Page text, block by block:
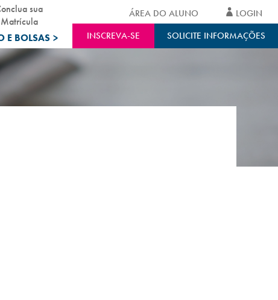
E BOLSAS >
sua
Matrícula
INSCREVA-SE SOLICITE INFORMAÇÕES
ÁREA DO ALUNO LOGIN